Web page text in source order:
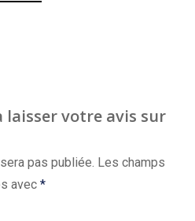
laisser votre avis sur
pas publiée. Les champs
avec *